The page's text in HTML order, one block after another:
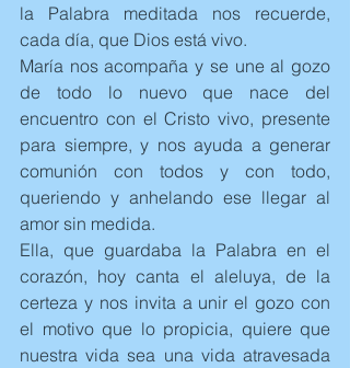
la Palabra meditada nos recuerde,
cada día, que Dios está vivo.
María nos acompaña y se une al gozo
de todo lo nuevo que nace del
encuentro con el Cristo vivo, presente
para siempre, y nos ayuda a generar
comunión con todos y con todo,
queriendo y anhelando ese llegar al
amor sin medida.
Ella, que guardaba la Palabra en el
corazón, hoy canta el aleluya, de la
certeza y nos invita a unir el gozo con
el motivo que lo propicia, quiere que
nuestra vida sea una vida atravesada